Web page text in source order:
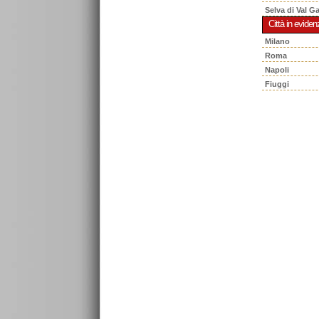
Selva di Val
Città in
Milano
Roma
Napoli
Fiuggi